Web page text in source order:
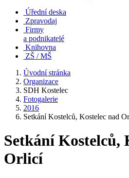
Úřední deska
Zpravodaj
Firmy
a podnikatelé
Knihovna
ZŠ / MŠ
Úvodní stránka
Organizace
SDH Kostelec
Fotogalerie
2016
Setkání Kostelců, Kostelec nad
Setkání Kostelců,
Orlicí